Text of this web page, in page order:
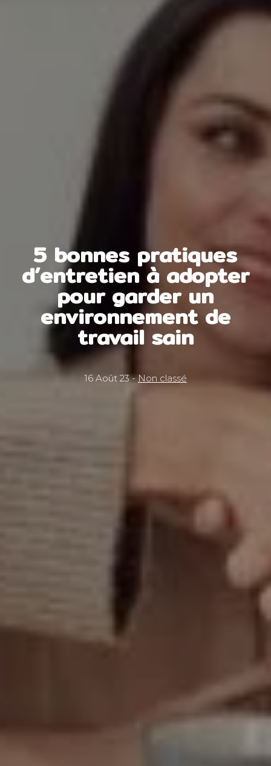
5 bonnes pratiques
d’entretien à adopter
pour garder un
environnement de
travail sain
16 Août 23 -Non classé